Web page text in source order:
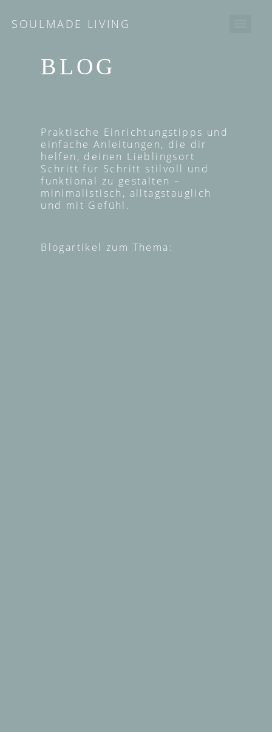
SOULMADE LIVING
BLOG
Praktische Einrichtungstipps und
einfache Anleitungen, die dir
helfen, deinen Lieblingsort
Schritt für Schritt stilvoll und
funktional zu gestalten –
minimalistisch, alltagstauglich
und mit Gefühl.
Blogartikel zum Thema: